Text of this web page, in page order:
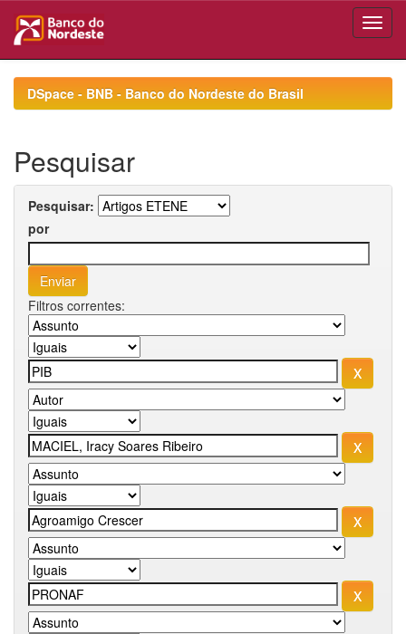
navigationDSpace - BNB - Banco do Nordeste do Brasil
Pesquisar
Pesquisar:
por
Filtros correntes: